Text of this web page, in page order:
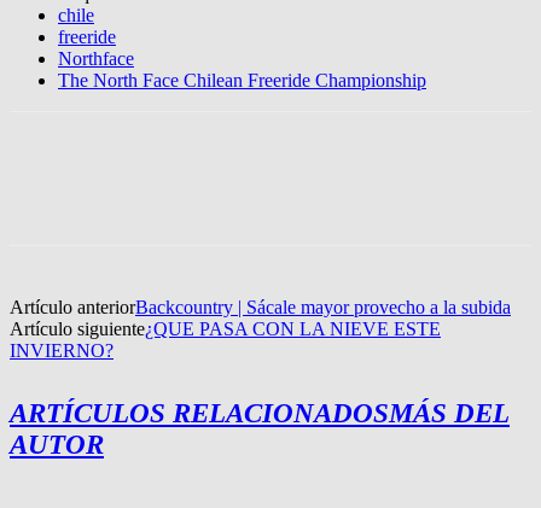
chile
freeride
Northface
The North Face Chilean Freeride Championship
Artículo anteriorBackcountry | Sácale mayor provecho a la subida
Artículo siguiente¿QUE PASA CON LA NIEVE ESTE
INVIERNO?
ARTÍCULOS RELACIONADOSMÁS DEL
AUTOR